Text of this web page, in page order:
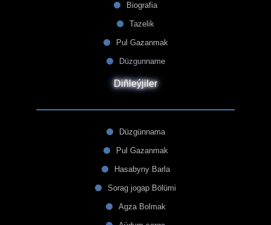
Biografia
Tazelik
Pul Gazanmak
Düzgunname
Diñleýjiler
Düzgünnama
Pul Gazanmak
Hasabyny Barla
Sorag jogap Bölümi
Agza Bolmak